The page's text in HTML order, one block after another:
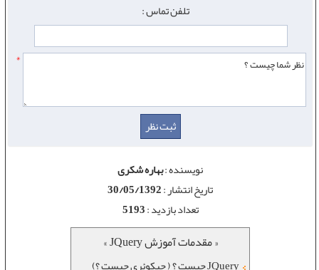
تلفن تماس :
*
نویسنده :بهاره شکری
تاریخ انتشار :30/05/1392
تعداد بازدید :5193
« مقدمات آموزش JQuery »